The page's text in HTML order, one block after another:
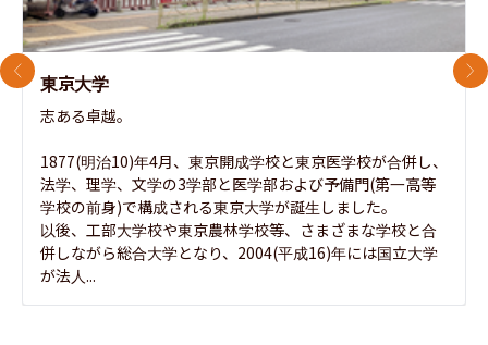
東京大学
志ある卓越。
1877(明治10)年4月、東京開成学校と東京医学校が合併し、
法学、理学、文学の3学部と医学部および予備門(第一高等
学校の前身)で構成される東京大学が誕生しました。
以後、工部大学校や東京農林学校等、さまざまな学校と合
併しながら総合大学となり、2004(平成16)年には国立大学
が法人...
前のスライド 次